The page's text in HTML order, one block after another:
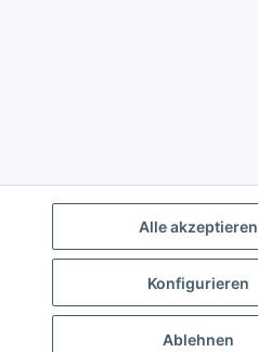
Alle akzeptieren
Konfigurieren
Ablehnen